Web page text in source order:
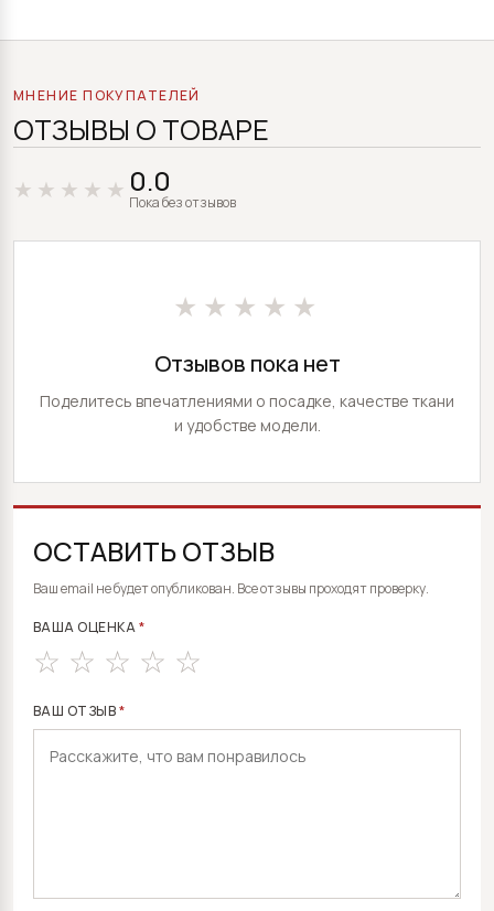
МНЕНИЕ ПОКУПАТЕЛЕЙ
ОТЗЫВЫ О ТОВАРЕ
0.0
Пока без отзывов
★★★★★
Отзывов пока нет
Поделитесь впечатлениями о посадке, качестве ткани
и удобстве модели.
ОСТАВИТЬ ОТЗЫВ
Ваш email не будет опубликован. Все отзывы проходят проверку.
ВАША ОЦЕНКА*
ВАШ ОТЗЫВ*
ALTERNATIVE: